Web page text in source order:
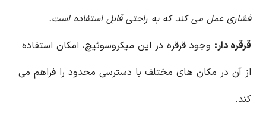
فشاری عمل می کند که به راحتی قابل استفاده است.
قرقره دار: وجود قرقره در این میکروسوئیچ، امکان استفاده
از آن در مکان های مختلف با دسترسی محدود را فراهم می
کند.